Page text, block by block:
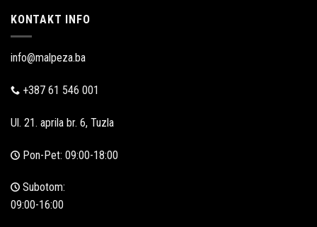
KONTAKT INFO
info@malpeza.ba
+387 61 546 001
Ul. 21. aprila br. 6, Tuzla
Pon-Pet: 09:00-18:00
Subotom:
09:00-16:00